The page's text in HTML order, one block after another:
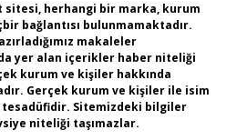
sitesi, herhangi bir marka, kurum
bağlantısı bulunmamaktadır.
makaleler
yer alan içerikler haber niteliği
kurum ve kişiler hakkında
Gerçek kurum ve kişiler ile isim
Sitemizdeki bilgiler
niteliği taşımazlar.